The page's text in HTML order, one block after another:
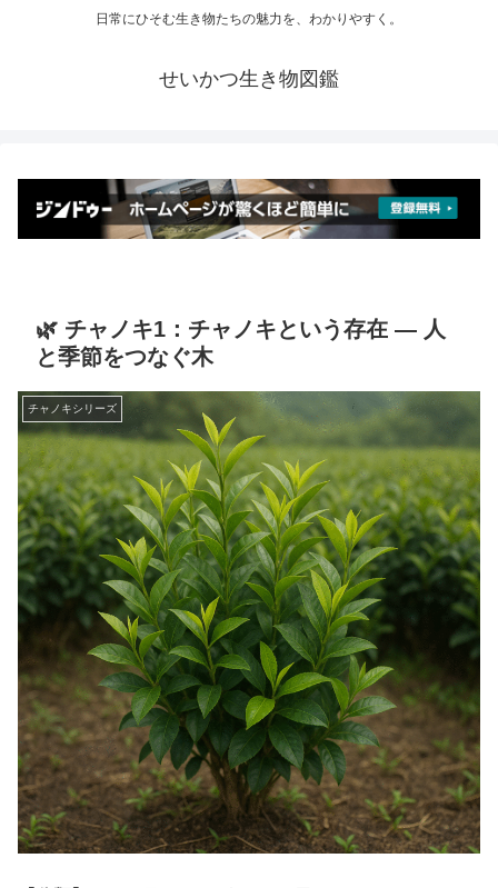
日常にひそむ生き物たちの魅力を、わかりやすく。
せいかつ生き物図鑑
🌿 チャノキ1：チャノキという存在 ― 人
と季節をつなぐ木
チャノキシリーズ